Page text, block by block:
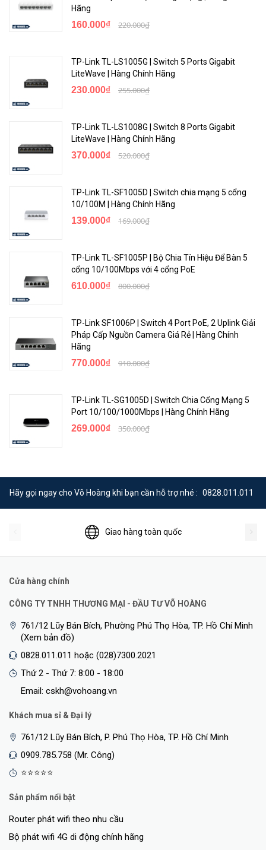
Hãng
160.000₫ 220.000₫
TP-Link TL-LS1005G | Switch 5 Ports Gigabit
LiteWave | Hàng Chính Hãng
230.000₫ 255.000₫
TP-Link TL-LS1008G | Switch 8 Ports Gigabit
LiteWave | Hàng Chính Hãng
370.000₫ 520.000₫
TP-Link TL-SF1005D | Switch chia mạng 5 cổng
10/100M | Hàng Chính Hãng
139.000₫ 169.000₫
TP-Link TL-SF1005P | Bộ Chia Tín Hiệu Để Bàn 5
cổng 10/100Mbps với 4 cổng PoE
610.000₫ 800.000₫
TP-Link SF1006P | Switch 4 Port PoE, 2 Uplink Giải
Pháp Cấp Nguồn Camera Giá Rẻ | Hàng Chính
Hãng
770.000₫ 910.000₫
TP-Link TL-SG1005D | Switch Chia Cổng Mạng 5
Port 10/100/1000Mbps | Hàng Chính Hãng
269.000₫ 350.000₫
Hãy gọi ngay cho Võ Hoàng khi bạn cần hỗ trợ nhé : 0828.011.011
Giao hàng toàn quốc
Cửa hàng chính
CÔNG TY TNHH THƯƠNG MẠI - ĐẦU TƯ VÕ HOÀNG
761/12 Lũy Bán Bích, Phường Phú Thọ Hòa, TP. Hồ Chí Minh
(Xem bản đồ)
0828.011.011 hoặc (028)7300.2021
Thứ 2 - Thứ 7: 8:00 - 18:00
Email: cskh@vohoang.vn
Khách mua sỉ & Đại lý
761/12 Lũy Bán Bích, P. Phú Thọ Hòa, TP. Hồ Chí Minh
0909.785.758 (Mr. Công)
⭐⭐⭐⭐⭐
Sản phẩm nổi bật
Router phát wifi theo nhu cầu
Bộ phát wifi 4G di động chính hãng